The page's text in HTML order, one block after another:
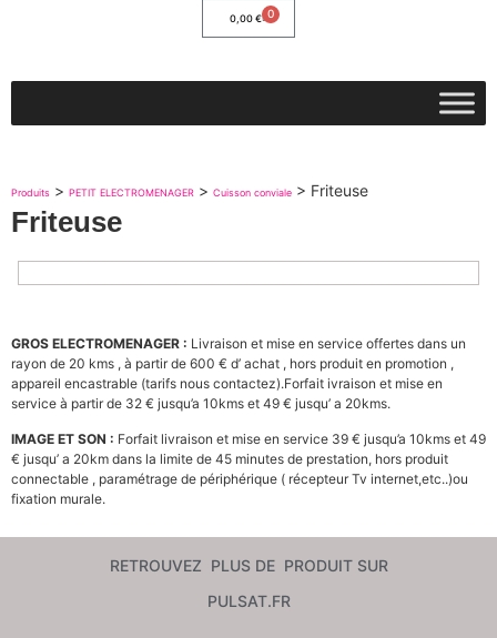
0,00€ 0
Produits > PETIT ELECTROMENAGER > Cuisson conviale > Friteuse
Friteuse
GROS ELECTROMENAGER : Livraison et mise en service offertes dans un
rayon de 20 kms , à partir de 600 € d’ achat , hors produit en promotion ,
appareil encastrable (tarifs nous contactez).Forfait ivraison et mise en
service à partir de 32 € jusqu’a 10kms et 49 € jusqu’ a 20kms.
IMAGE ET SON : Forfait livraison et mise en service 39 € jusqu’a 10kms et 49
€ jusqu’ a 20km dans la limite de 45 minutes de prestation, hors produit
connectable , paramétrage de périphérique ( récepteur Tv internet,etc..)ou
fixation murale.
RETROUVEZ PLUS DE PRODUIT SUR
PULSAT.FR